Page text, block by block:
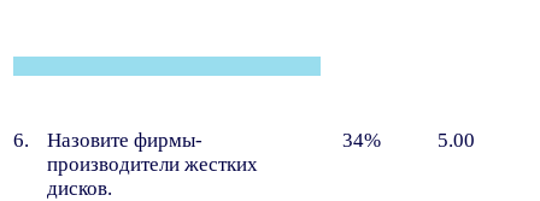
6.
Назовите фирмы-
производители жестких
дисков.
34% 5.00